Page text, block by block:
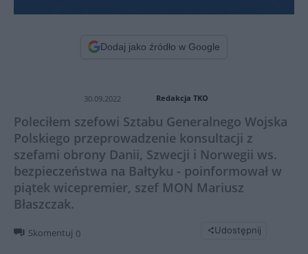
Dodaj jako źródło w Google
30.09.2022 Redakcja TKO
Poleciłem szefowi Sztabu Generalnego Wojska
Polskiego przeprowadzenie konsultacji z
szefami obrony Danii, Szwecji i Norwegii ws.
bezpieczeństwa na Bałtyku - poinformował w
piątek wicepremier, szef MON Mariusz
Błaszczak.
Skomentuj 0 Udostępnij